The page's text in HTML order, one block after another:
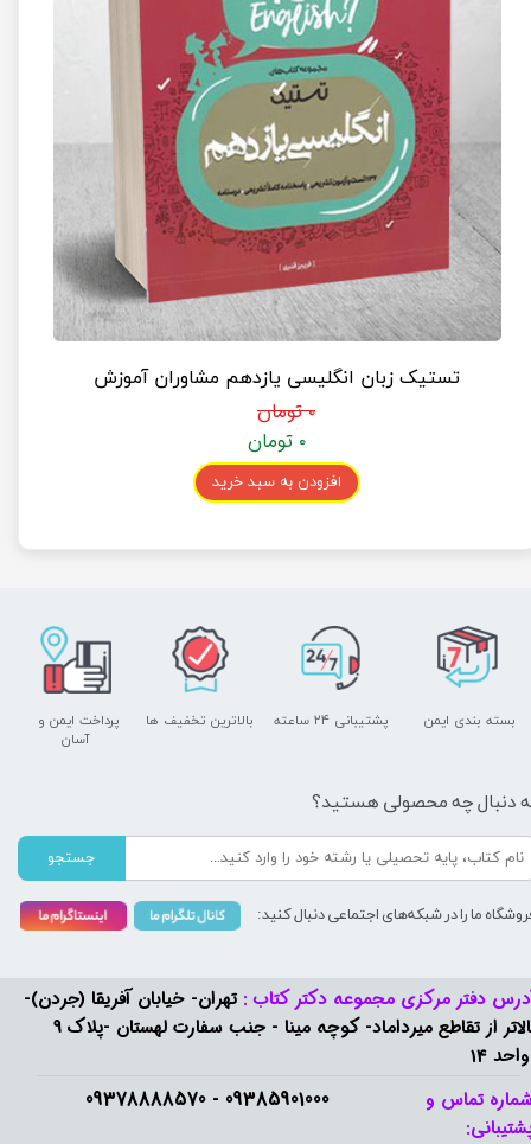
تستیک زبان انگلیسی یازدهم مشاوران آموزش
۰ تومان
۰ تومان
افزودن به سبد خرید
09385901000 - 09378888570​​​​​​​
دفتر مرکزی مجموعه دکتر کتاب : تهران- خیابان آفریقا (جردن)-
بالاتر از تقاطع میرداماد- کوچه مینا - جنب سفارت لهستان -پلاک 9
14
تماس و
پشتیبانی ۲۴ ساعته
پرداخت ایمن و ​​​​​​​
آسان
بسته بندی ایمن بالاترین تخفیف ها
دنبال چه محصولی هستید؟
جستجو
ما را در شبکه‌های اجتماعی دنبال کنید: